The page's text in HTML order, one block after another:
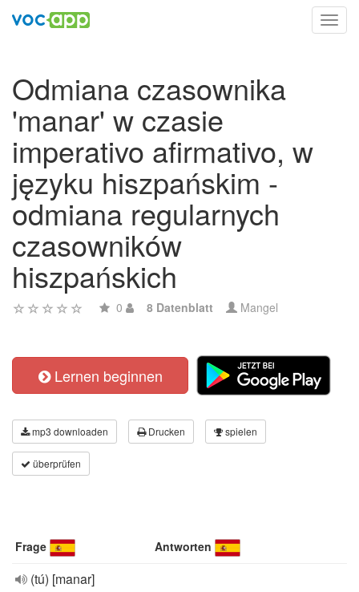
Odmiana czasownika
'manar' w czasie
imperativo afirmativo, w
języku hiszpańskim -
odmiana regularnych
czasowników
hiszpańskich
0 8 Datenblatt Mangel
Lernen beginnen
mp3 downloaden Drucken spielen
überprüfen
Frage Antworten
(tú) [manar]